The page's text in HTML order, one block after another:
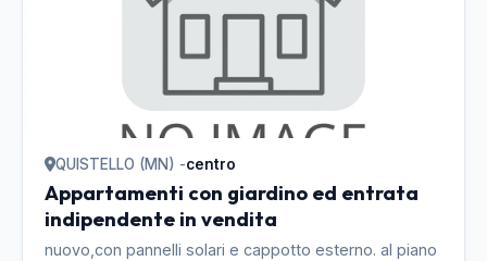
QUISTELLO (MN) -centro
Appartamenti con giardino ed entrata
indipendente in vendita
nuovo,con pannelli solari e cappotto esterno. al piano